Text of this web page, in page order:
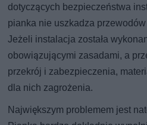
dotyczących bezpieczeństwa
pianka nie uszkadza
Jeżeli instalacja została
obowiązującymi zasadami, a
przekrój i zabezpieczenia,
dla nich zagrożenia.
Największym problemem jest